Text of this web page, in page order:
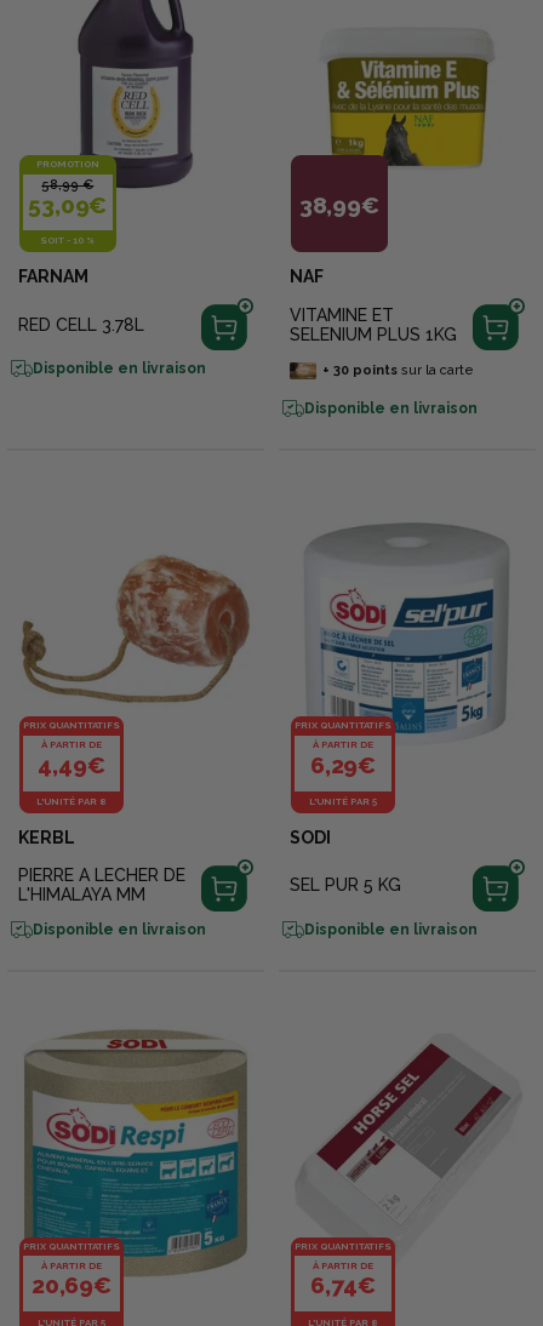
PROMOTION
58,99 €
53,09€
SOIT -10 %
FARNAM
RED CELL 3.78L
Disponible en livraison
38,99€
NAF
VITAMINE ET
SELENIUM PLUS 1KG
+ 30pointssur la carte
Disponible en livraison
PRIX QUANTITATIFS
À PARTIR DE
4,49€
L'UNITÉ PAR 8
KERBL
PIERRE A LECHER DE
L'HIMALAYA MM
Disponible en livraison
PRIX QUANTITATIFS
À PARTIR DE
6,29€
L'UNITÉ PAR 5
SODI
SEL PUR 5 KG
Disponible en livraison
PRIX QUANTITATIFS
À PARTIR DE
20,69€
L'UNITÉ PAR 5
PRIX QUANTITATIFS
À PARTIR DE
6,74€
L'UNITÉ PAR 8